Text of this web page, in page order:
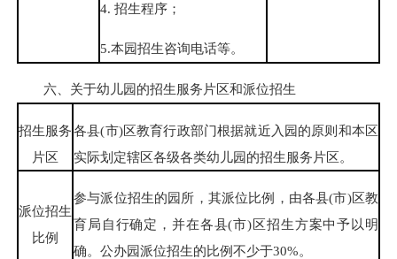
4. 招生程序；
5.本园招生咨询电话等。
六、关于幼儿园的招生服务片区和派位招生
招生服务
片区
各县(市)区教育行政部门根据就近入园的原则和本区
实际划定辖区各级各类幼儿园的招生服务片区。
派位招生
比例
参与派位招生的园所，其派位比例，由各县(市)区教
育局自行确定，并在各县(市)区招生方案中予以明
确。公办园派位招生的比例不少于30%。